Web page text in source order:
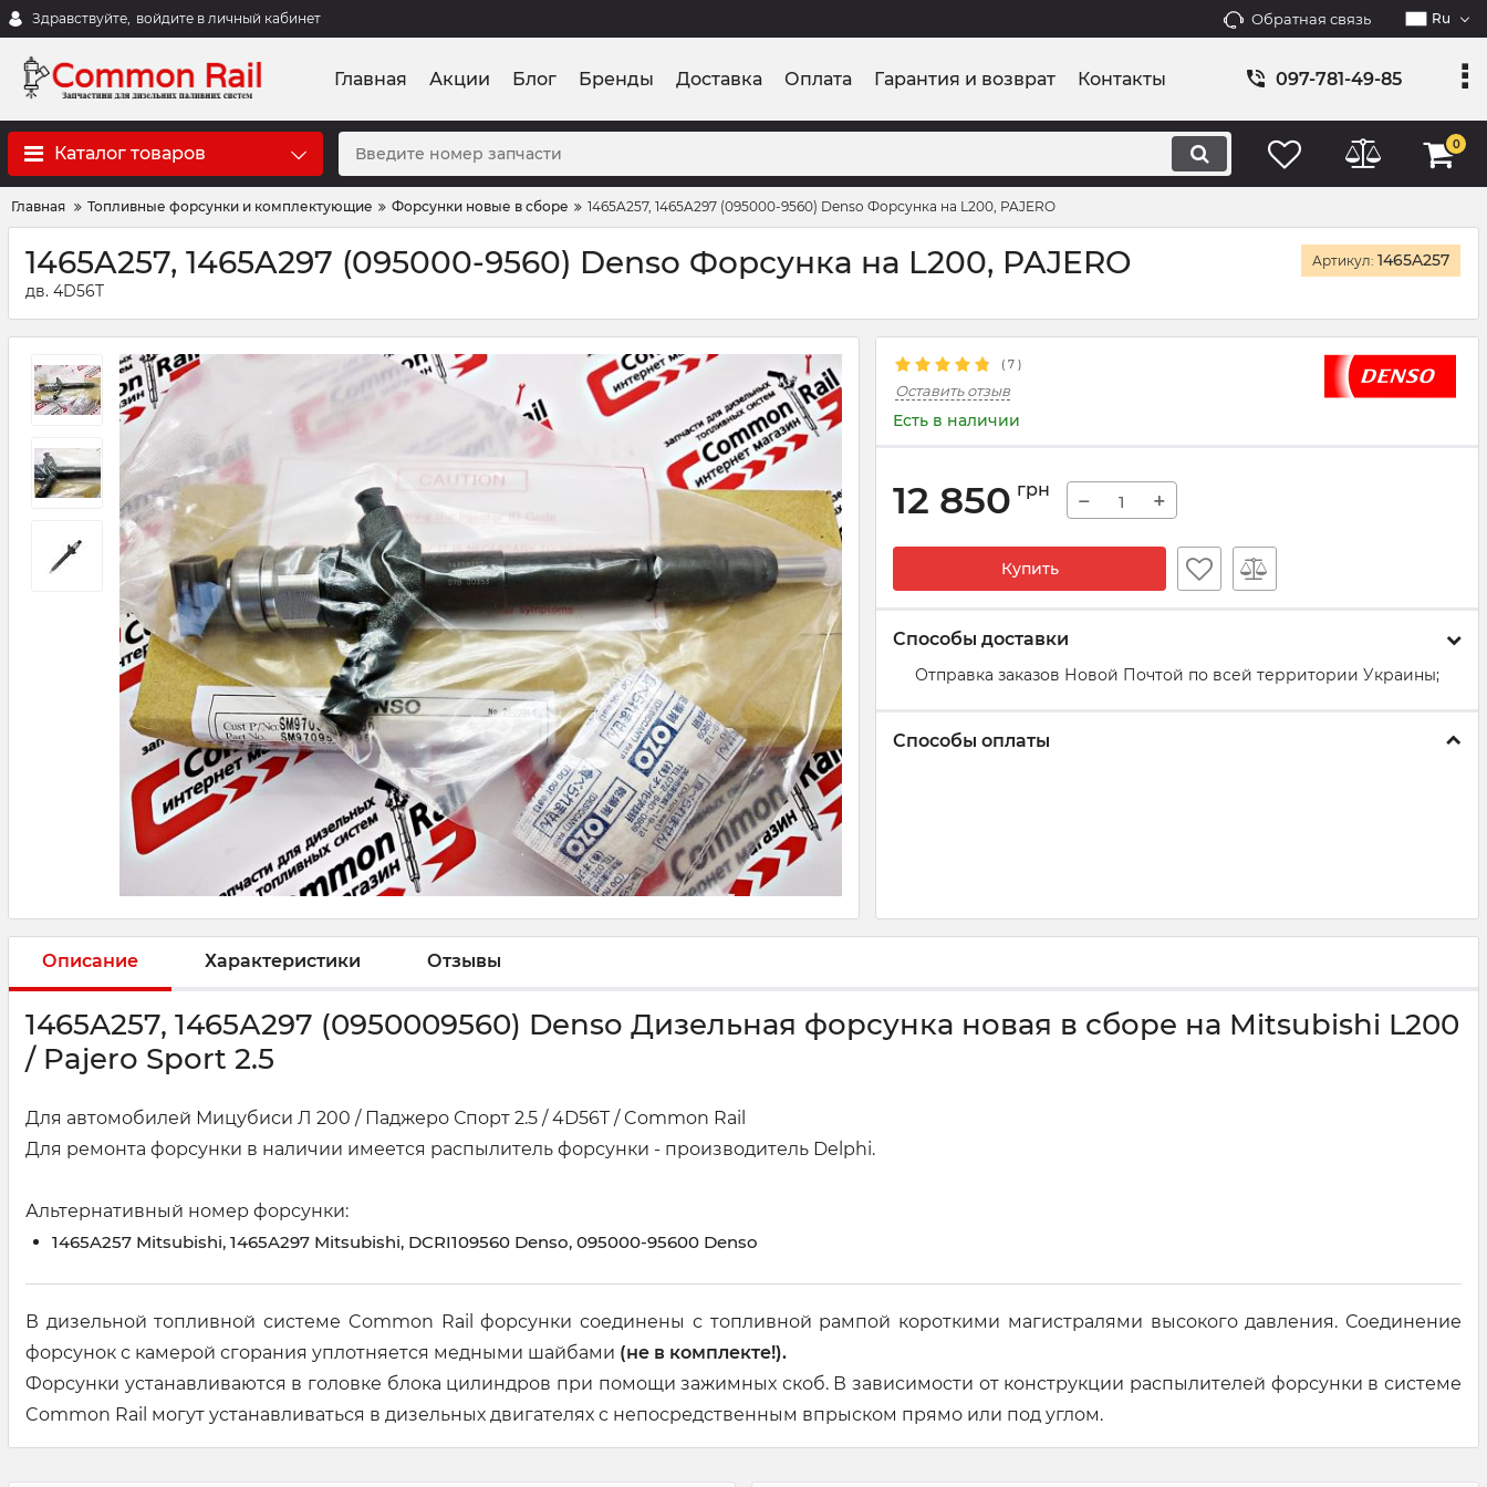
Здравствуйте, войдите в личный кабинет Обратная связь Ru
Главная Акции Блог Бренды Доставка Оплата Гарантия и возврат Контакты 097-781-49-85
Каталог товаров 0
Главная Топливные форсунки и комплектующие Форсунки новые в сборе 1465A257, 1465A297 (095000-9560) Denso Форсунка на L200, PAJERO
1465A257, 1465A297 (095000-9560) Denso Форсунка на L200, PAJERO
дв. 4D56T
Артикул: 1465A257
( 7 )
Оставить отзыв
Есть в наличии
12 850 грн − +
Купить
Способы доставки
Отправка заказов Новой Почтой по всей территории Украины;
Способы оплаты
Описание Характеристики Отзывы
1465A257, 1465А297 (0950009560) Denso Дизельная форсунка новая в сборе на Mitsubishi L200
/ Pajero Sport 2.5
Для автомобилей Мицубиси Л 200 / Паджеро Спорт 2.5 / 4D56T / Common Rail
Для ремонта форсунки в наличии имеется распылитель форсунки - производитель Delphi.
Альтернативный номер форсунки:
1465A257 Mitsubishi, 1465A297 Mitsubishi, DCRI109560 Denso, 095000-95600 Denso
В дизельной топливной системе Common Rail форсунки соединены с топливной рампой короткими магистралями высокого давления. Соединение
форсунок с камерой сгорания уплотняется медными шайбами (не в комплекте!).
Форсунки устанавливаются в головке блока цилиндров при помощи зажимных скоб. В зависимости от конструкции распылителей форсунки в системе
Common Rail могут устанавливаться в дизельных двигателях с непосредственным впрыском прямо или под углом.